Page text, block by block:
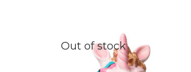
Out of stock